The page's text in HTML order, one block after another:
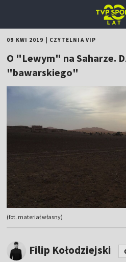
09 KWI 2019 CZYTELNIA VIP
O "Lewym" na Saharze.
"bawarskiego"
(fot. materiał własny)
Filip Kołodziejski